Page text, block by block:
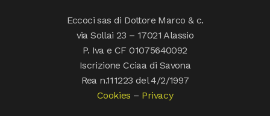
Eccoci sas di Dottore Marco & c.
via Sollai 23 – 17021 Alassio
P. Iva e CF 01075640092
Iscrizione Cciaa di Savona
Rea n.111223 del 4/2/1997
Cookies – Privacy